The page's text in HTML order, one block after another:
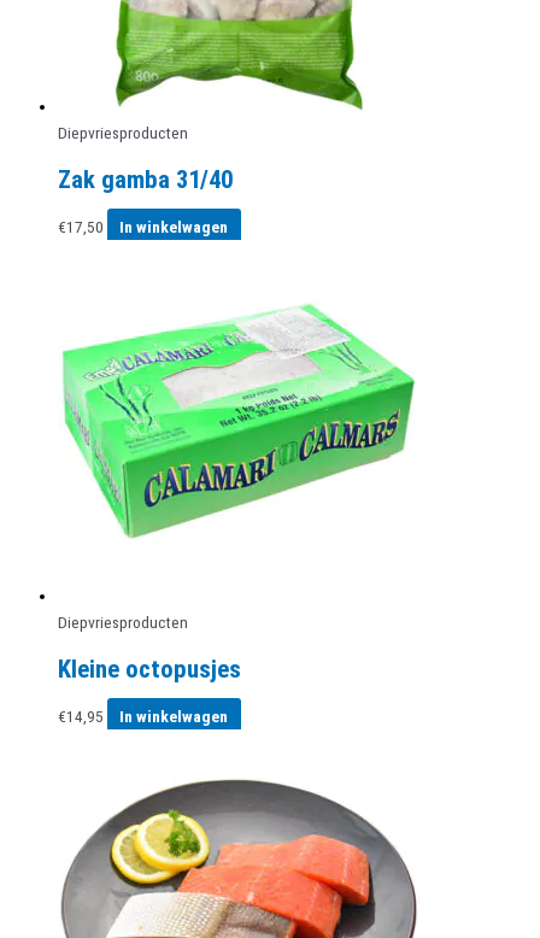
Diepvriesproducten
Zak gamba 31/40
€17,50 In winkelwagen
Diepvriesproducten
Kleine octopusjes
€14,95 In winkelwagen